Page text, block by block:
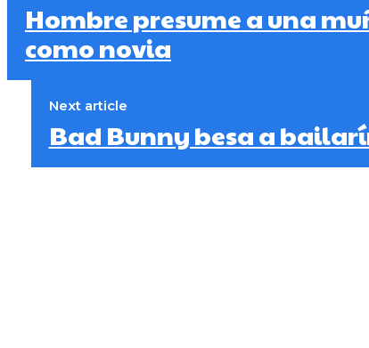
Hombre presume a una
como novia
Next article
Bad Bunny besa a